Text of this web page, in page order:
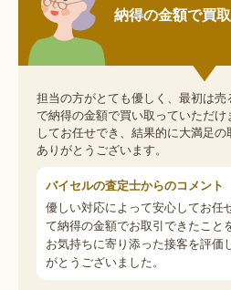
納得の金額で買
担当の方がとても優しく、最初は売
で納得の金額で買い取っていただ
してお任せでき、結果的に大満足
ありがとうございます。
バイセルの査定士からのコメント
優しい対応によって安心してお任
て納得の金額でお取引できたこと
お気持ちに寄り添った接客を評価
がとうございました。